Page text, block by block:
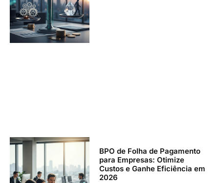
BPO de Folha de Pagamento
para Empresas: Otimize
Custos e Ganhe Eficiência em
2026